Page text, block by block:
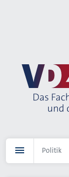
Politik